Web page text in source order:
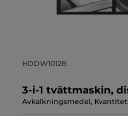
HDDW1012B
3-i-1 tvättmaskin,
Avkalkningsmedel, Kvantitet: